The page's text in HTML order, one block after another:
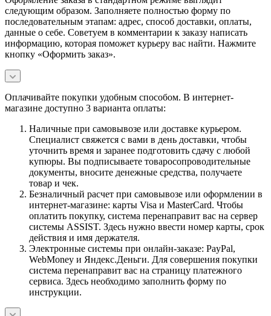
следующим образом. Заполняете полностью форму по
последовательным этапам: адрес, способ доставки, оплаты,
данные о себе. Советуем в комментарии к заказу написать
информацию, которая поможет курьеру вас найти. Нажмите
кнопку «Оформить заказ».
Оплачивайте покупки удобным способом. В интернет-
магазине доступно 3 варианта оплаты:
Наличные при самовывозе или доставке курьером.
Специалист свяжется с вами в день доставки, чтобы
уточнить время и заранее подготовить сдачу с любой
купюры. Вы подписываете товаросопроводительные
документы, вносите денежные средства, получаете
товар и чек.
Безналичный расчет при самовывозе или оформлении в
интернет-магазине: карты Visa и MasterCard. Чтобы
оплатить покупку, система перенаправит вас на сервер
системы ASSIST. Здесь нужно ввести номер карты, срок
действия и имя держателя.
Электронные системы при онлайн-заказе: PayPal,
WebMoney и Яндекс.Деньги. Для совершения покупки
система перенаправит вас на страницу платежного
сервиса. Здесь необходимо заполнить форму по
инструкции.